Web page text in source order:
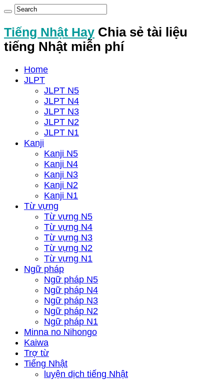
Tiếng Nhật Hay Chia sẻ tài liệu
tiếng Nhật miễn phí
Home
JLPT
JLPT N5
JLPT N4
JLPT N3
JLPT N2
JLPT N1
Kanji
Kanji N5
Kanji N4
Kanji N3
Kanji N2
Kanji N1
Từ vựng
Từ vựng N5
Từ vựng N4
Từ vựng N3
Từ vựng N2
Từ vựng N1
Ngữ pháp
Ngữ pháp N5
Ngữ pháp N4
Ngữ pháp N3
Ngữ pháp N2
Ngữ pháp N1
Minna no Nihongo
Kaiwa
Trợ từ
Tiếng Nhật
luyện dịch tiếng Nhật